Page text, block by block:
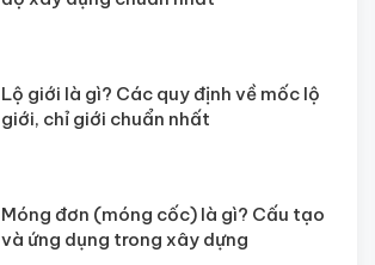
Lộ giới là gì? Các quy định về mốc lộ
giới, chỉ giới chuẩn nhất
Móng đơn (móng cốc) là gì? Cấu tạo
và ứng dụng trong xây dựng